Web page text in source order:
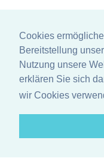
Cookies
Bereitstellung
Nutzung unsere
erklären Sie sich
wir Cookies